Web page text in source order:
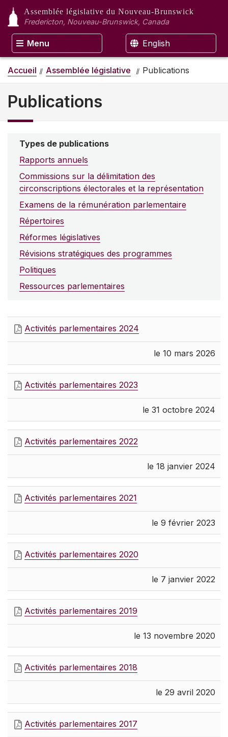
Assemblée législative du Nouveau-Brunswick
Fredericton, Nouveau-Brunswick, Canada
Menu English
Accueil Assemblée législative Publications
Publications
Types de publications
Rapports annuels
Commissions sur la délimitation des
circonscriptions électorales et la représentation
Examens de la rémunération parlementaire
Répertoires
Réformes législatives
Révisions stratégiques des programmes
Politiques
Ressources parlementaires
Activités parlementaires 2024
le 10 mars 2026
Activités parlementaires 2023
le 31 octobre 2024
Activités parlementaires 2022
le 18 janvier 2024
Activités parlementaires 2021
le 9 février 2023
Activités parlementaires 2020
le 7 janvier 2022
Activités parlementaires 2019
le 13 novembre 2020
Activités parlementaires 2018
le 29 avril 2020
Activités parlementaires 2017